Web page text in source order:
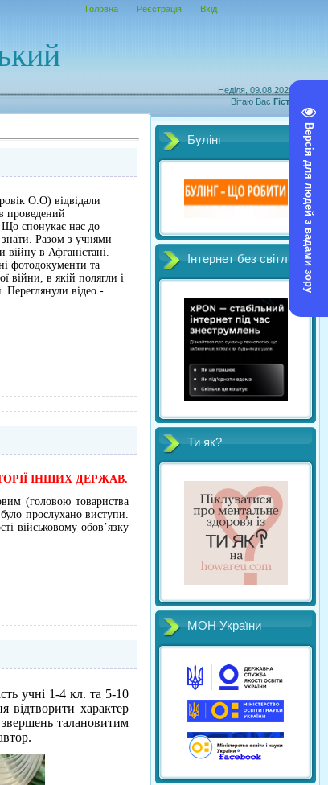
Версія для людей з вадами зору
Неділя, 09.08.2026, 14:52
Вітаю Вас Гість
Головна Реєстрація Вхід
О.О) відвідали
проведений
Що спонукає нас до
Разом з учнями
війну в Афганістані.
фотодокументи та
війни, в якій полягли і
відео -
ІНШИХ ДЕРЖАВ.
(головою товариства
прослухано виступи.
військовому обов’язку
учні 1-4 кл. та 5-10
відтворити характер
талановитим
Булінг
Інтернет без світл
Ти як?
МОН України